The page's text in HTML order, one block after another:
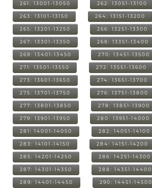
261: 13001-13050 262: 13051-13100
263: 13101-13150 264: 13151-13200
265: 13201-13250 266: 13251-13300
267: 13301-13350 268: 13351-13400
269: 13401-13450 270: 13451-13500
271: 13501-13550 272: 13551-13600
273: 13601-13650 274: 13651-13700
275: 13701-13750 276: 13751-13800
277: 13801-13850 278: 13851-13900
279: 13901-13950 280: 13951-14000
281: 14001-14050 282: 14051-14100
283: 14101-14150 284: 14151-14200
285: 14201-14250 286: 14251-14300
287: 14301-14350 288: 14351-14400
289: 14401-14450 290: 14451-14500